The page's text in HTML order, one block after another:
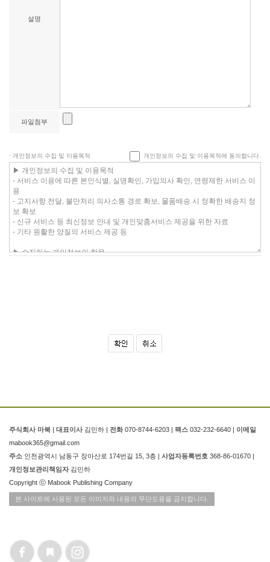
설명
파일첨부
· 개인정보의 수집 및 이용목적 개인정보의 수집 및 이용목적에 동의합니다.
주식회사 마북 | 대표이사 김민하 | 전화070-8744-6203 | 팩스 032-232-6640 | 이메일
mabook365@gmail.com
주소 인천광역시 남동구 장아산로 174번길 15, 3층 | 사업자등록번호 368-86-01670 |
개인정보관리책임자 김민하
Copyright ⓒ Mabook Publishing Company
본 사이트에 사용된 모든 이미지와 내용의 무단도용을 금지합니다.